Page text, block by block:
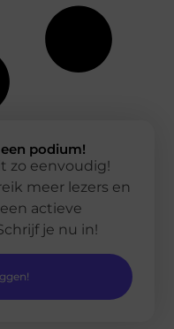
podium!
zo eenvoudig!
meer lezers en
actieve
je nu in!